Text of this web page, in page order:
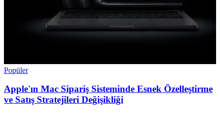
Popüler
Apple'ın Mac Sipariş Sisteminde Esnek Özelleştirme
ve Satış Stratejileri Değişikliği